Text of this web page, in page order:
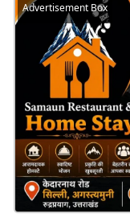
Advertisement Box